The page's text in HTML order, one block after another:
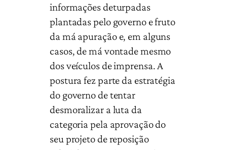
informações deturpadas
plantadas pelo governo e fruto
da má apuração e, em alguns
casos, de má vontade mesmo
dos veículos de imprensa. A
postura fez parte da estratégia
do governo de tentar
desmoralizar a luta da
categoria pela aprovação do
seu projeto de reposição